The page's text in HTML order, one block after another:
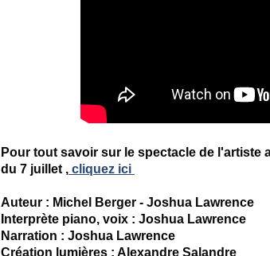
Pour tout savoir sur le spectacle de l'artiste
du 7 juillet , cliquez ici
Auteur : Michel Berger - Joshua Lawrence
Interprète piano, voix : Joshua Lawrence
Narration : Joshua Lawrence
Création lumières : Alexandre Salandre